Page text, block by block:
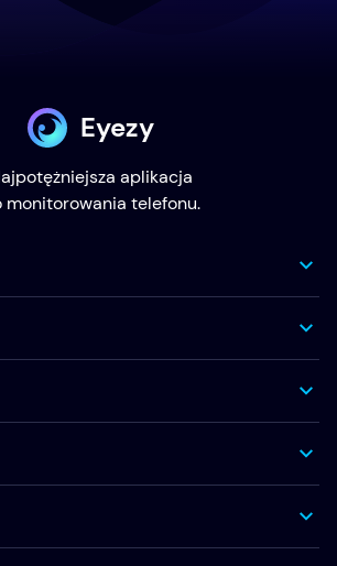
Eyezy
aplikacja
monitorowania telefonu.